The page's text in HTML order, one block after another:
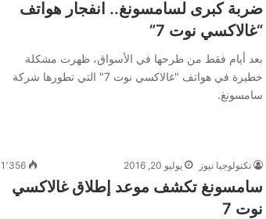
ضربة كبرى لسامسونغ.. انفجار هواتف
“غالاكسي نوت 7”
بعد أيام فقط من طرحها في الأسواق، ظهرت مشكلة
خطيرة في هواتف "غالاكسي نوت 7" التي تطورها شركة
سامسونغ.
تكنولوجيا نيوز يوليو 20, 2016 1٬356
سامسونغ تكشف موعد إطلاق غالاكسي
نوت 7